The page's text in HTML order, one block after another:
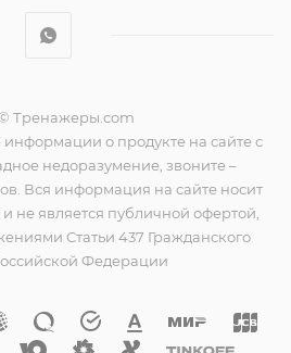
Тренажеры.com
информации о продукте на сайте с
недоразумение, звоните –
Вся информация на сайте носит
не является публичной офертой,
Статьи 437 Гражданского
Федерации